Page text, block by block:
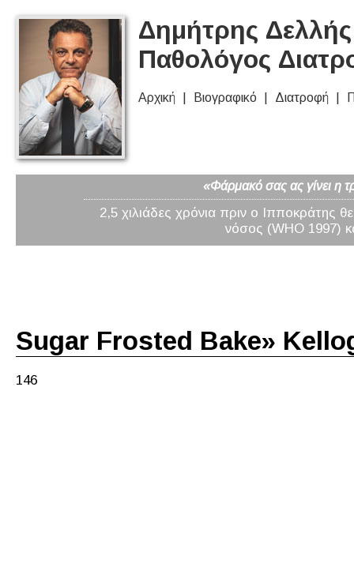
Δημήτρης
Παθολόγος
Αρχική Βιογραφικό Διατροφή
«Φάρμακό σας ας γίνει η
2,5 χιλιάδες χρόνια πριν ο Ιπποκράτης
νόσος (WHO 1997)
Sugar Frosted Bake»
146